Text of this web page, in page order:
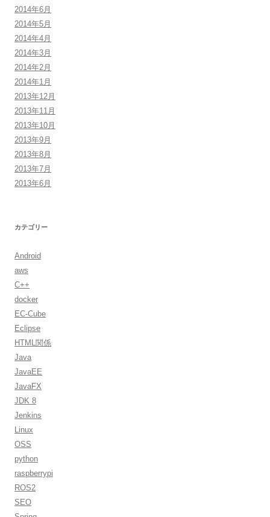
2014年6月
2014年5月
2014年4月
2014年3月
2014年2月
2014年1月
2013年12月
2013年11月
2013年10月
2013年9月
2013年8月
2013年7月
2013年6月
カテゴリー
Android
aws
C++
docker
EC-Cube
Eclipse
HTML関係
Java
JavaEE
JavaFX
JDK 8
Jenkins
Linux
OSS
python
raspberrypi
ROS2
SEO